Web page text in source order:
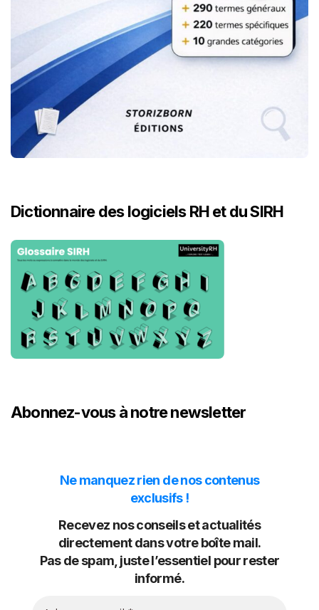
Dictionnaire des logiciels RH et du SIRH
Abonnez-vous à notre newsletter
Ne manquez rien de nos contenus
exclusifs !
Recevez nos conseils et actualités
directement dans votre boîte mail.
Pas de spam, juste l’essentiel pour rester
informé.